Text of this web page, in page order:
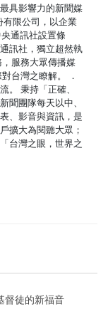
具影響力的新聞媒
有限公司，以企業
通訊社設置條
訊社，獨立超然執
服務大眾傳播媒
台灣之瞭解。 ．
。 秉持「正確、
聞團隊每天以中、
、影音與資訊，是
擴大為閱聽大眾；
台灣之眼，世界之
督徒的新福音